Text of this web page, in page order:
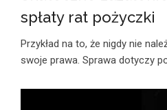
spłaty rat pożyczki
Przykład na to, że nigdy nie
swoje prawa. Sprawa dotyczy